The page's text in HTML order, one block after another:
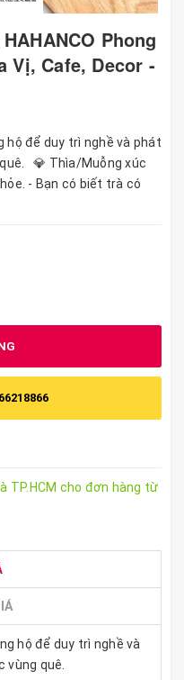
Phong
Vị, Cafe, Decor -
hộ để duy trì nghề và phát
💎 Thìa/Muỗng xúc
- Bạn có biết trà có
TP.HCM cho đơn hàng từ
hộ để duy trì nghề và
quê.